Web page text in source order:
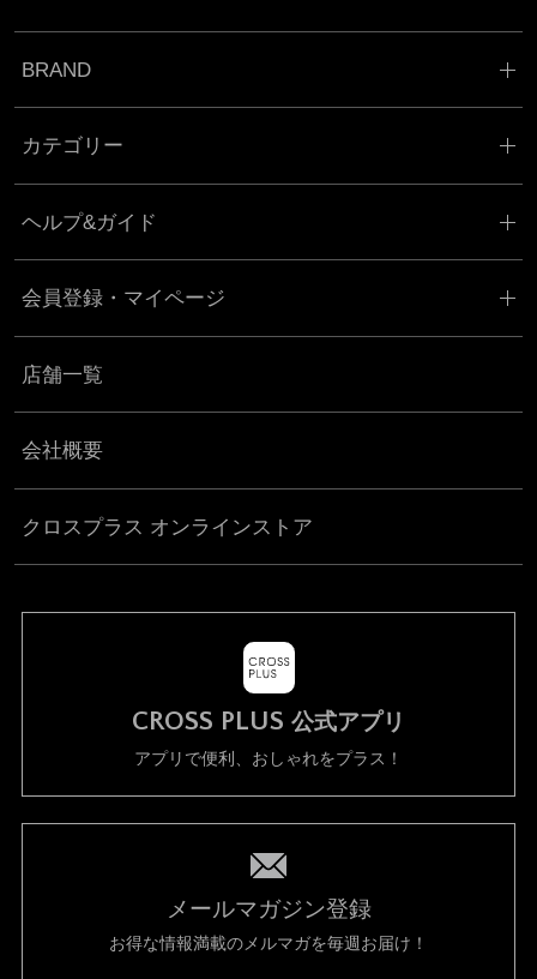
BRAND
カテゴリー
ヘルプ&ガイド
会員登録・マイページ
店舗一覧
会社概要
クロスプラス オンラインストア
CROSS PLUS 公式アプリ
アプリで便利、おしゃれをプラス！
メールマガジン登録
お得な情報満載のメルマガを毎週お届け！